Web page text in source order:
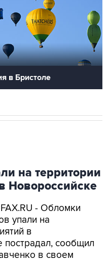
в Бристоле
на территории
Новороссийске
- Обломки
упали на
в
пострадал, сообщил
в своем